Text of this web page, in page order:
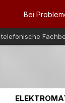
Bei
telefonische